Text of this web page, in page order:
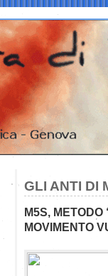
GLI ANTI DI
M5S,
MOVIMENTO